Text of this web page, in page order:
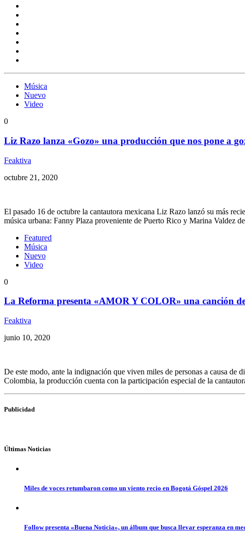
Música
Nuevo
Video
0
Liz Razo lanza «Gozo» una producción que nos pone a
Feaktiva
octubre 21, 2020
El pasado 16 de octubre la cantautora mexicana Liz Razo lanzó su más
música urbana: Fanny Plaza proveniente de Puerto Rico y Marina Valdez
Featured
Música
Nuevo
Video
0
La Reforma presenta «AMOR Y COLOR» una canción
Feaktiva
junio 10, 2020
De este modo, ante la indignación que viven miles de personas a causa
Colombia, la producción cuenta con la participación especial de la
Publicidad
Últimas Noticias
Miles de voces retumbaron como un viento recio en Bogotá Góspel 2026
Follow presenta «Buena Noticia», un álbum que busca llevar esperanza en